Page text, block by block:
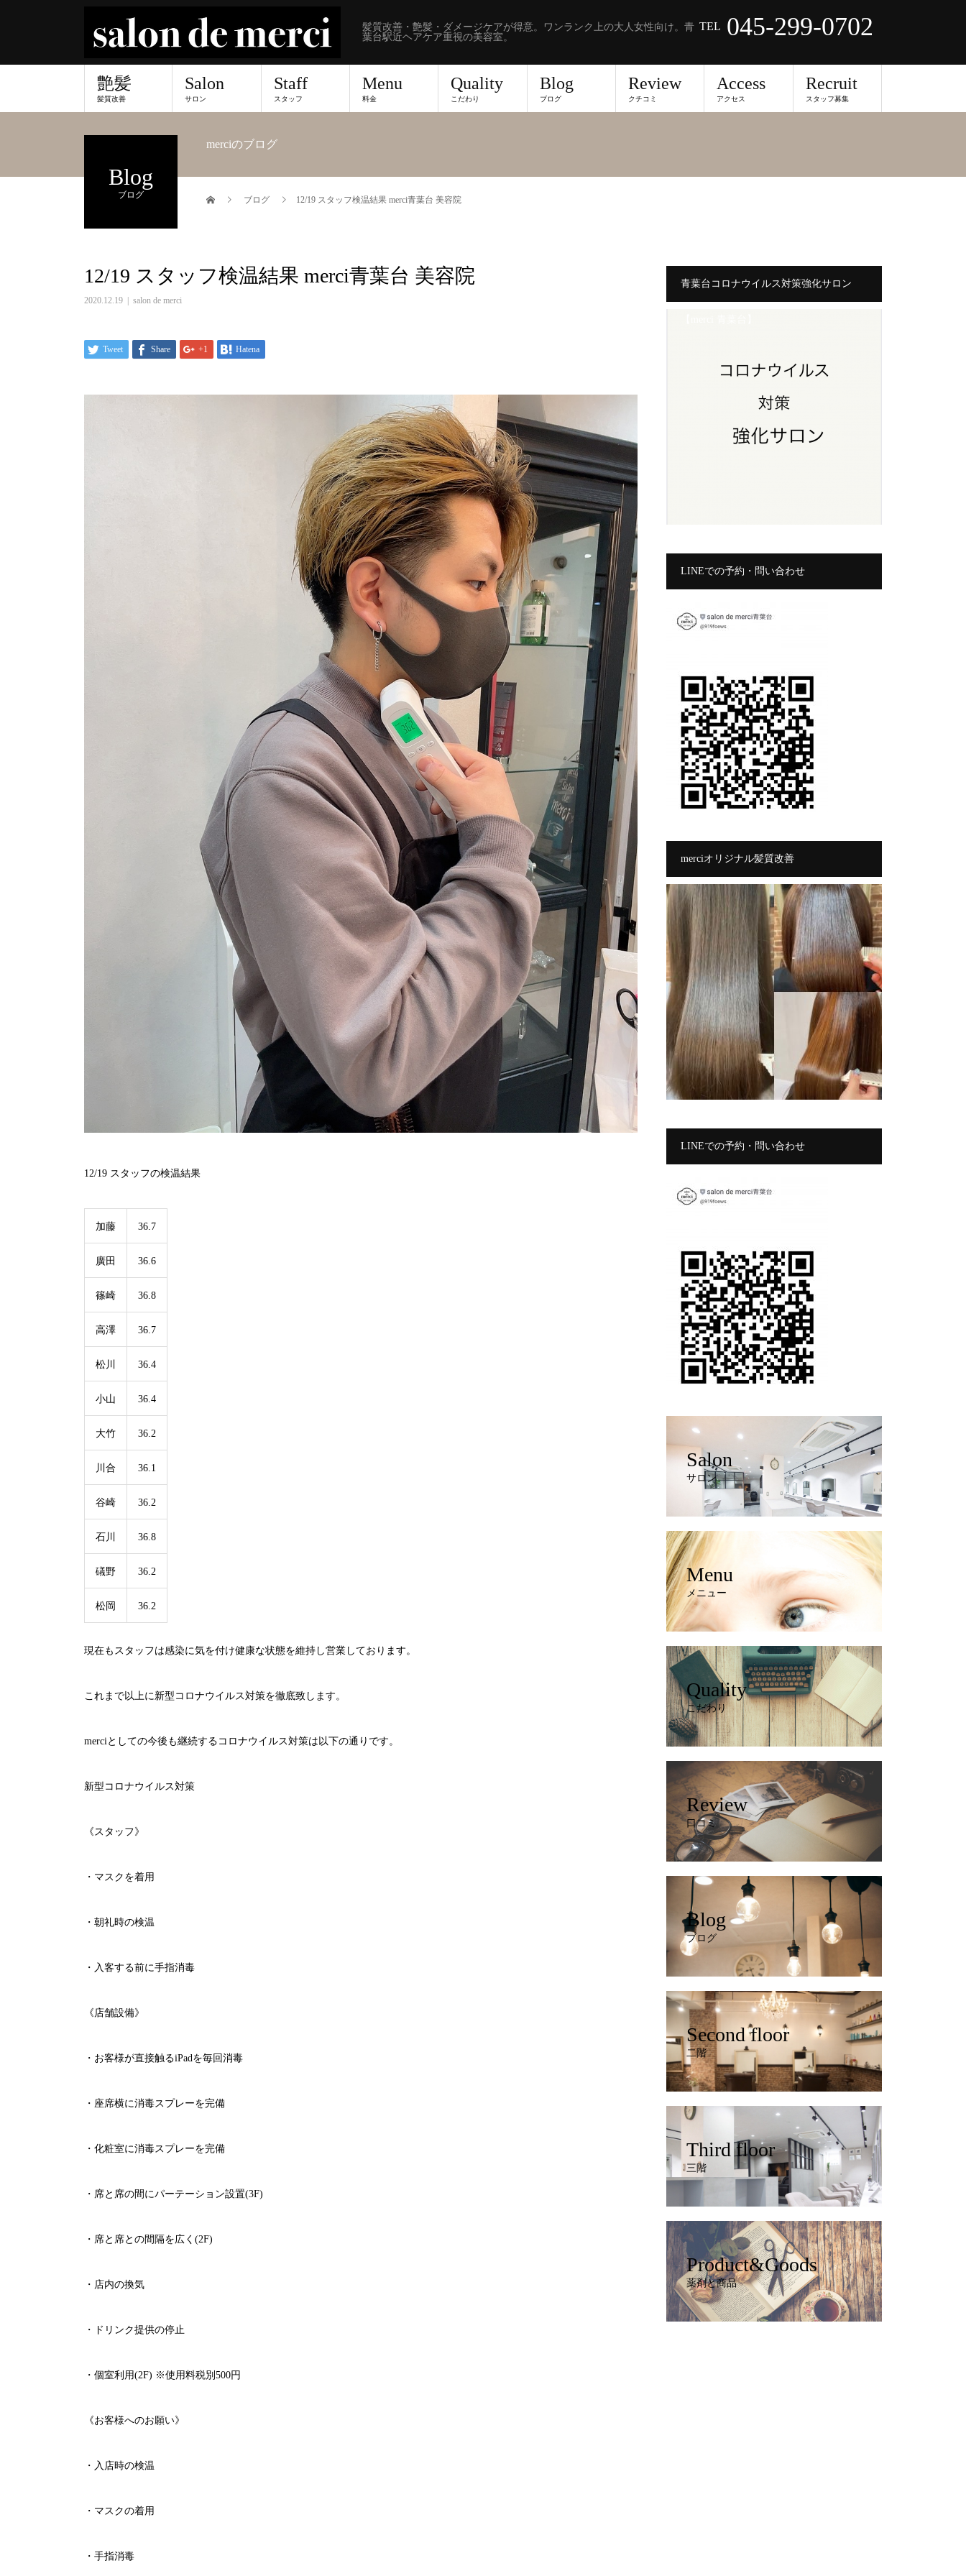
髪質改善・艶髪・ダメージケアが得意。ワンランク上の大人女性向け。青
葉台駅近ヘアケア重視の美容室。
TEL 045-299-0702
艶髪
髪質改善
Salon
サロン
Staff
スタッフ
Menu
料金
Quality
こだわり
Blog
ブログ
Review
クチコミ
Access
アクセス
Recruit
スタッフ募集
Blog
ブログ
merciのブログ
ブログ 12/19 スタッフ検温結果 merci青葉台 美容院
12/19 スタッフ検温結果 merci青葉台 美容院
2020.12.19 salon de merci
Tweet Share +1 Hatena
12/19 スタッフの検温結果
加藤 36.7
廣田 36.6
篠崎 36.8
高澤 36.7
松川 36.4
小山 36.4
大竹 36.2
川合 36.1
谷崎 36.2
石川 36.8
礒野 36.2
松岡 36.2
現在もスタッフは感染に気を付け健康な状態を維持し営業しております。
これまで以上に新型コロナウイルス対策を徹底致します。
merci としての今後も継続するコロナウイルス対策は以下の通りです。
新型コロナウイルス対策
《スタッフ》
・マスクを着用
・朝礼時の検温
・入客する前に手指消毒
《店舗設備》
・お客様が直接触るiPadを毎回消毒
・座席横に消毒スプレーを完備
・化粧室に消毒スプレーを完備
・席と席の間にパーテーション設置(3F)
・席と席との間隔を広く (2F)
・店内の換気
・ドリンク提供の停止
・個室利用(2F) ※使用料税別 500円
《お客様へのお願い》
・入店時の検温
・マスクの着用
・手指消毒
青葉台コロナウイルス対策強化サロン
LINEでの予約・問い合わせ
merciオリジナル髪質改善
LINEでの予約・問い合わせ
Salon
サロン
Menu
メニュー
Quality
こだわり
Review
口コミ
Blog
ブログ
Second floor
二階
Third floor
三階
Product&Goods
薬剤と商品